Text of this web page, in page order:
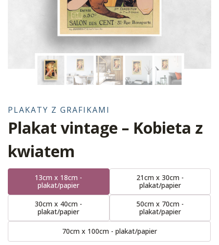
PLAKATY Z GRAFIKAMI
Plakat vintage – Kobieta z
kwiatem
13cm x 18cm -
plakat/papier
21cm x 30cm -
plakat/papier
30cm x 40cm -
plakat/papier
50cm x 70cm -
plakat/papier
70cm x 100cm - plakat/papier